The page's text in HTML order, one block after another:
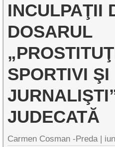
INCULPAŢII
DOSARUL
SPORTIVI ŞI
JUDECATĂ
Carmen Cosman -Preda |